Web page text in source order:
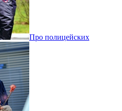
Про полицейских